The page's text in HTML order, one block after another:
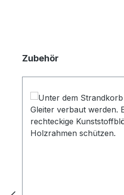
Produktgalerie überspringen
Zubehör